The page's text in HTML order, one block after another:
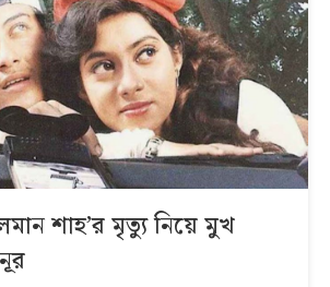
শাহ’র মৃত্যু নিয়ে মুখ